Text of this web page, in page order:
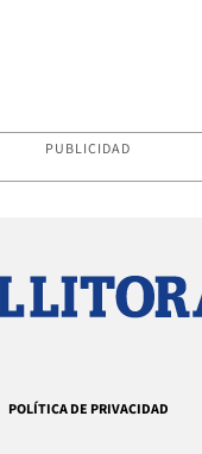
PUBLICIDAD
POLÍTICA DE PRIVACIDAD